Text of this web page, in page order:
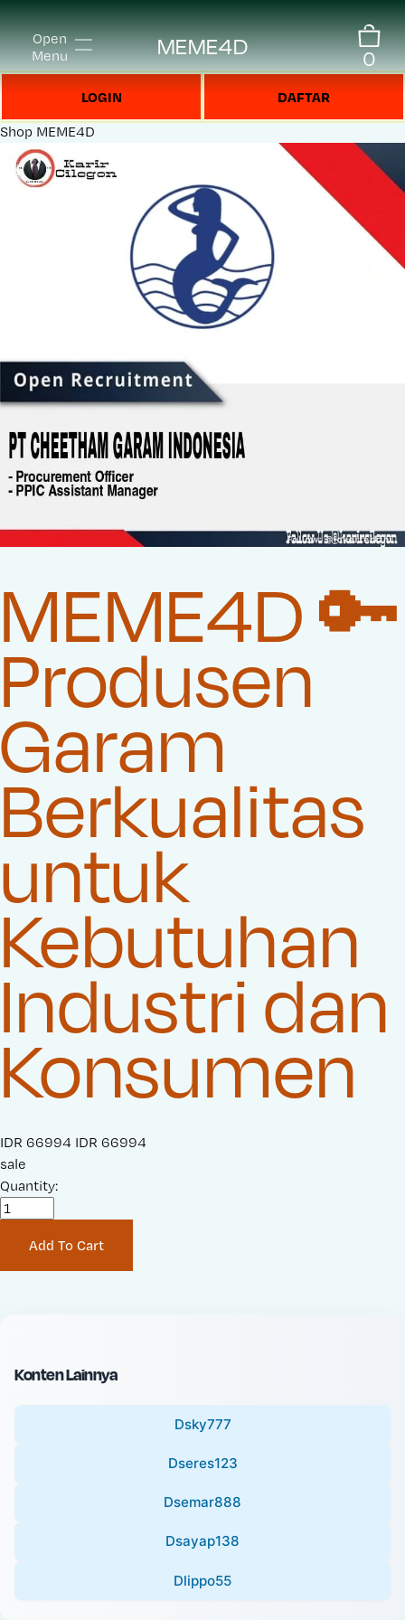
Open
Menu
MEME4D 0
LOGIN DAFTAR
Shop MEME4D
MEME4D 🔑
Produsen
Garam
Berkualitas
untuk
Kebutuhan
Industri dan
Konsumen
S
a
l
e
i
IDR 66994 O
n
a
c
e
IDR 66994
sale
Quantity:
Add To Cart
Konten Lainnya
Dsky777
Dseres123
Dsemar888
Dsayap138
Dlippo55